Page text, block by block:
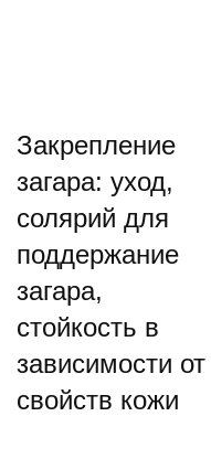
Закрепление
загара: уход,
солярий для
поддержание
загара,
стойкость в
зависимости от
свойств кожи